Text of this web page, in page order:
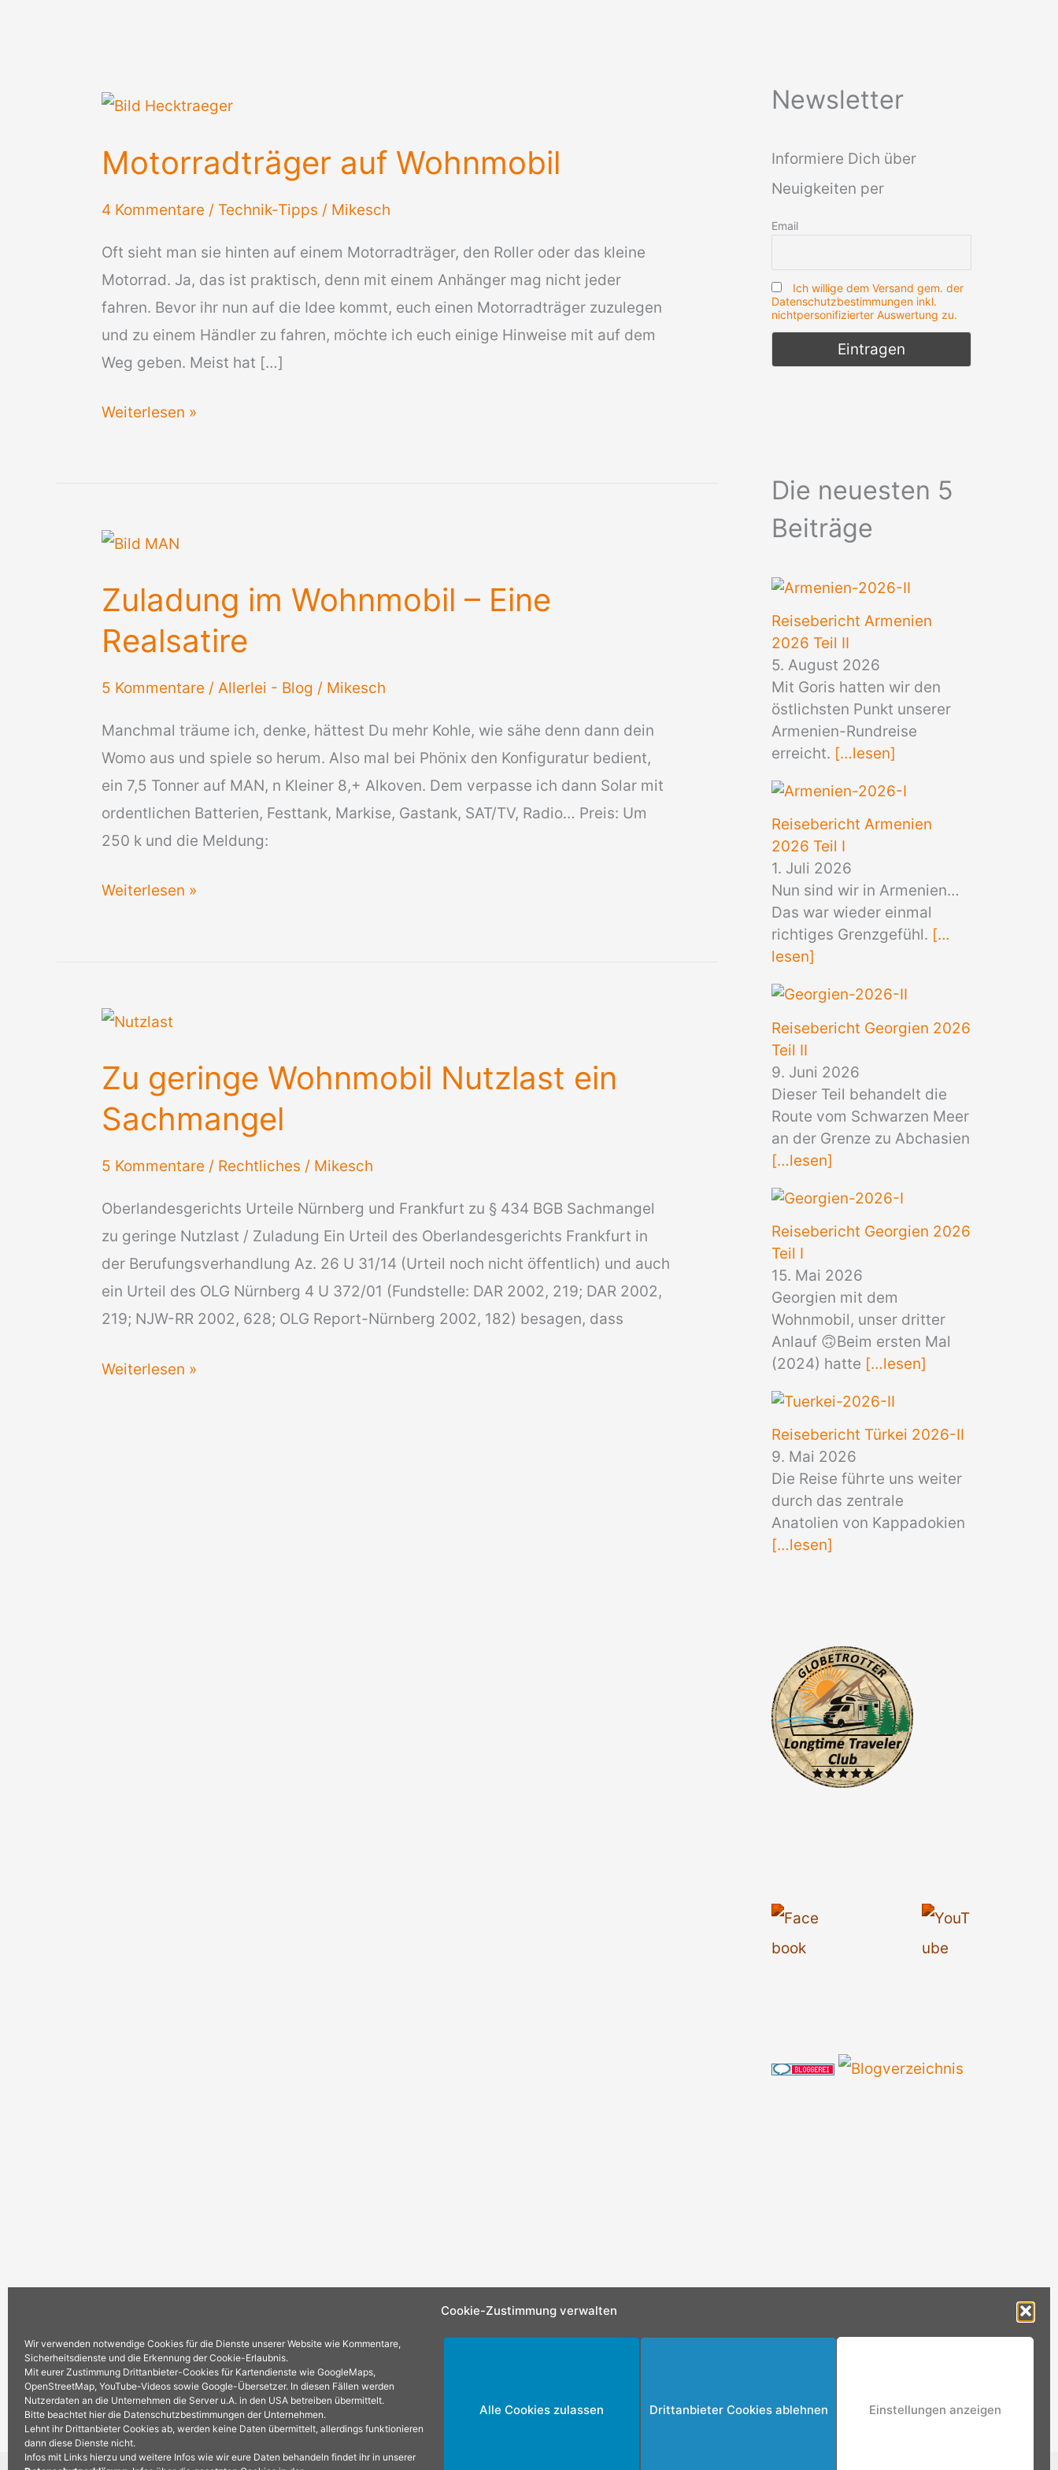
Cookie-Zustimmung verwalten
Wir verwenden notwendige Cookies für die Dienste unserer Website wie Kommentare,
Sicherheitsdienste und die Erkennung der Cookie-Erlaubnis.
Mit eurer Zustimmung Drittanbieter-Cookies für Kartendienste wie GoogleMaps,
OpenStreetMap, YouTube-Videos sowie Google-Übersetzer. In diesen Fällen werden
Nutzerdaten an die Unternehmen die Server u.A. in den USA betreiben übermittelt.
Bitte beachtet hier die Datenschutzbestimmungen der Unternehmen.
Lehnt ihr Drittanbieter Cookies ab, werden keine Daten übermittelt, allerdings funktionieren
dann diese Dienste nicht.
Infos mit Links hierzu und weitere Infos wie wir eure Daten behandeln findet ihr in unserer
Alle Cookies zulassen Drittanbieter Cookies ablehnen Einstellungen anzeigen
Motorradträger auf Wohnmobil
4 Kommentare / Technik-Tipps / Mikesch
Oft sieht man sie hinten auf einem Motorradträger, den Roller oder das kleine
Motorrad. Ja, das ist praktisch, denn mit einem Anhänger mag nicht jeder
fahren. Bevor ihr nun auf die Idee kommt, euch einen Motorradträger zuzulegen
und zu einem Händler zu fahren, möchte ich euch einige Hinweise mit auf dem
Weg geben. Meist hat […]
Motorradträger
Weiterlesen »
Zuladung im Wohnmobil – Eine
Realsatire
5 Kommentare / Allerlei - Blog / Mikesch
Manchmal träume ich, denke, hättest Du mehr Kohle, wie sähe denn dann dein
Womo aus und spiele so herum. Also mal bei Phönix den Konfiguratur bedient,
ein 7,5 Tonner auf MAN, n Kleiner 8,+ Alkoven. Dem verpasse ich dann Solar mit
ordentlichen Batterien, Festtank, Markise, Gastank, SAT/TV, Radio… Preis: Um
250 k und die Meldung:
Zuladung
Realsatire
Weiterlesen »
Zu geringe Wohnmobil Nutzlast ein
Sachmangel
5 Kommentare / Rechtliches / Mikesch
Oberlandesgerichts Urteile Nürnberg und Frankfurt zu § 434 BGB Sachmangel
zu geringe Nutzlast / Zuladung Ein Urteil des Oberlandesgerichts Frankfurt in
der Berufungsverhandlung Az. 26 U 31/14 (Urteil noch nicht öffentlich) und auch
ein Urteil des OLG Nürnberg 4 U 372/01 (Fundstelle: DAR 2002, 219; DAR 2002,
219; NJW-RR 2002, 628; OLG Report-Nürnberg 2002, 182) besagen, dass
Zu
Weiterlesen »
Newsletter
Informiere Dich über
Neuigkeiten per
Email
Ich willige dem Versand gem. der
Datenschutzbestimmungen inkl.
nichtpersonifizierter Auswertung zu.
Die neuesten 5
Beiträge
Reisebericht Armenien
2026 Teil II
5. August 2026
Mit Goris hatten wir den
östlichsten Punkt unserer
Armenien-Rundreise
erreicht. […lesen]
Reisebericht Armenien
2026 Teil I
1. Juli 2026
Nun sind wir in Armenien…
Das war wieder einmal
richtiges Grenzgefühl. […
lesen]
Reisebericht Georgien 2026
Teil II
9. Juni 2026
Dieser Teil behandelt die
Route vom Schwarzen Meer
an der Grenze zu Abchasien
[…lesen]
Reisebericht Georgien 2026
Teil I
15. Mai 2026
Georgien mit dem
Wohnmobil, unser dritter
Anlauf 🙃Beim ersten Mal
(2024) hatte […lesen]
Reisebericht Türkei 2026-II
9. Mai 2026
Die Reise führte uns weiter
durch das zentrale
Anatolien von Kappadokien
[…lesen]